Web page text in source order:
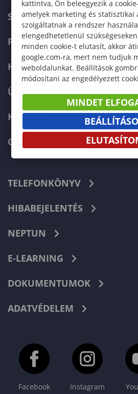
SZERVEZETI FELÉPÍTÉS
FELVÉTELIZŐKNEK
HALLGATÓKNAK
ÜZLETI PARTNEREKNEK
KARRIER
GREEN UNIVERSITY
TELEFONKÖNYV
HIBABEJELENTÉS
NEPTUN
E-LEARNING
DOKUMENTUMOK
ADATVÉDELEM
Facebook Instagram
kattintva, Ön beleegyezik a
amelyek marketing és statisztikai
szolgáltatnak a rendszer
elengedhetetlenül
minden cookie-t elutasít, akkor
google.com-ra, mert nem tudjuk
weboldalunkat. Beállítások
módosítani az engedélyezett
MINDET